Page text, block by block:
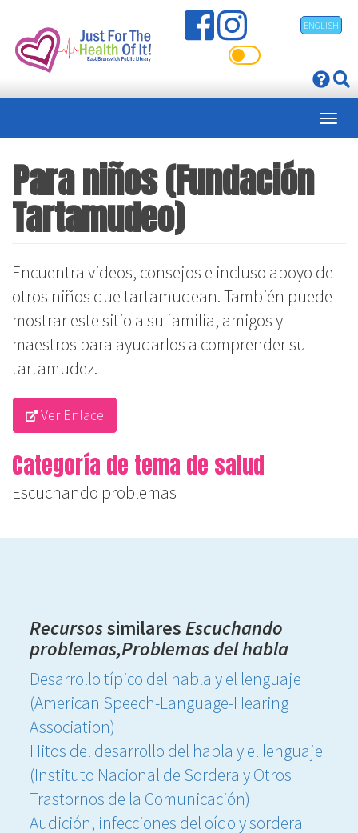
contenido
ENGLISH
Para niños (Fundación
Tartamudeo)
Encuentra videos, consejos e incluso apoyo de
otros niños que tartamudean. También puede
mostrar este sitio a su familia, amigos y
maestros para ayudarlos a comprender su
tartamudez.
Ver Enlace
Categoría de tema de salud
Escuchando problemas
RecursossimilaresEscuchando
problemas,Problemas del habla
Desarrollo típico del habla y el lenguaje
(American Speech-Language-Hearing
Association)
Hitos del desarrollo del habla y el lenguaje
(Instituto Nacional de Sordera y Otros
Trastornos de la Comunicación)
Audición, infecciones del oído y sordera